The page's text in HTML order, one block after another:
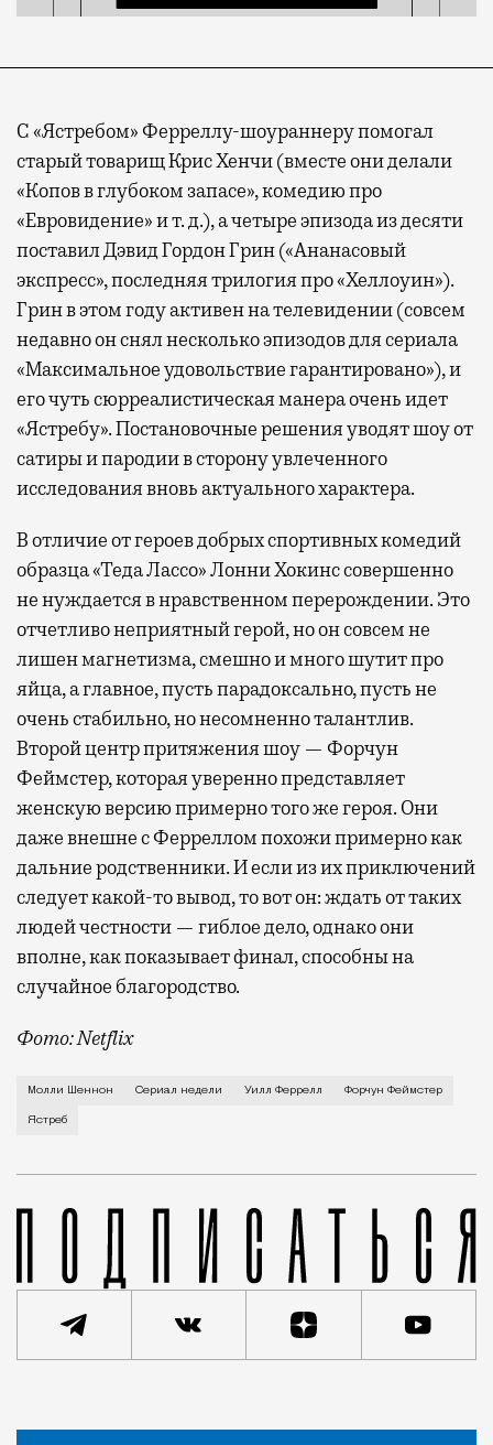
С «Ястребом» Ферреллу-шоураннеру помогал
старый товарищ Крис Хенчи (вместе они делали
«Копов в глубоком запасе», комедию про
«Евровидение» и т. д.), а четыре эпизода из десяти
поставил Дэвид Гордон Грин («Ананасовый
экспресс», последняя трилогия про «Хеллоуин»).
Грин в этом году активен на телевидении (совсем
недавно он снял несколько эпизодов для сериала
«Максимальное удовольствие гарантировано»), и
его чуть сюрреалистическая манера очень идет
«Ястребу». Постановочные решения уводят шоу от
сатиры и пародии в сторону увлеченного
исследования вновь актуального характера.
В отличие от героев добрых спортивных комедий
образца «Теда Лассо» Лонни Хокинс совершенно
не нуждается в нравственном перерождении. Это
отчетливо неприятный герой, но он совсем не
лишен магнетизма, смешно и много шутит про
яйца, а главное, пусть парадоксально, пусть не
очень стабильно, но несомненно талантлив.
Второй центр притяжения шоу — Форчун
Феймстер, которая уверенно представляет
женскую версию примерно того же героя. Они
даже внешне с Ферреллом похожи примерно как
дальние родственники. И если из их приключений
следует какой-то вывод, то вот он: ждать от таких
людей честности — гиблое дело, однако они
вполне, как показывает финал, способны на
случайное благородство.
Фото: Netflix
Когда-то Лонни Хокинс (Уилл Феррелл) был
Молли Шеннон Сериал недели Уилл Феррелл Форчун Феймстер
Ястреб